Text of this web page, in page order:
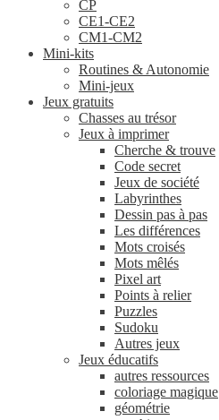
CP
CE1-CE2
CM1-CM2
Mini-kits
Routines & Autonomie
Mini-jeux
Jeux gratuits
Chasses au trésor
Jeux à imprimer
Cherche & trouve
Code secret
Jeux de société
Labyrinthes
Dessin pas à pas
Les différences
Mots croisés
Mots mêlés
Pixel art
Points à relier
Puzzles
Sudoku
Autres jeux
Jeux éducatifs
autres ressources
coloriage magique
géométrie